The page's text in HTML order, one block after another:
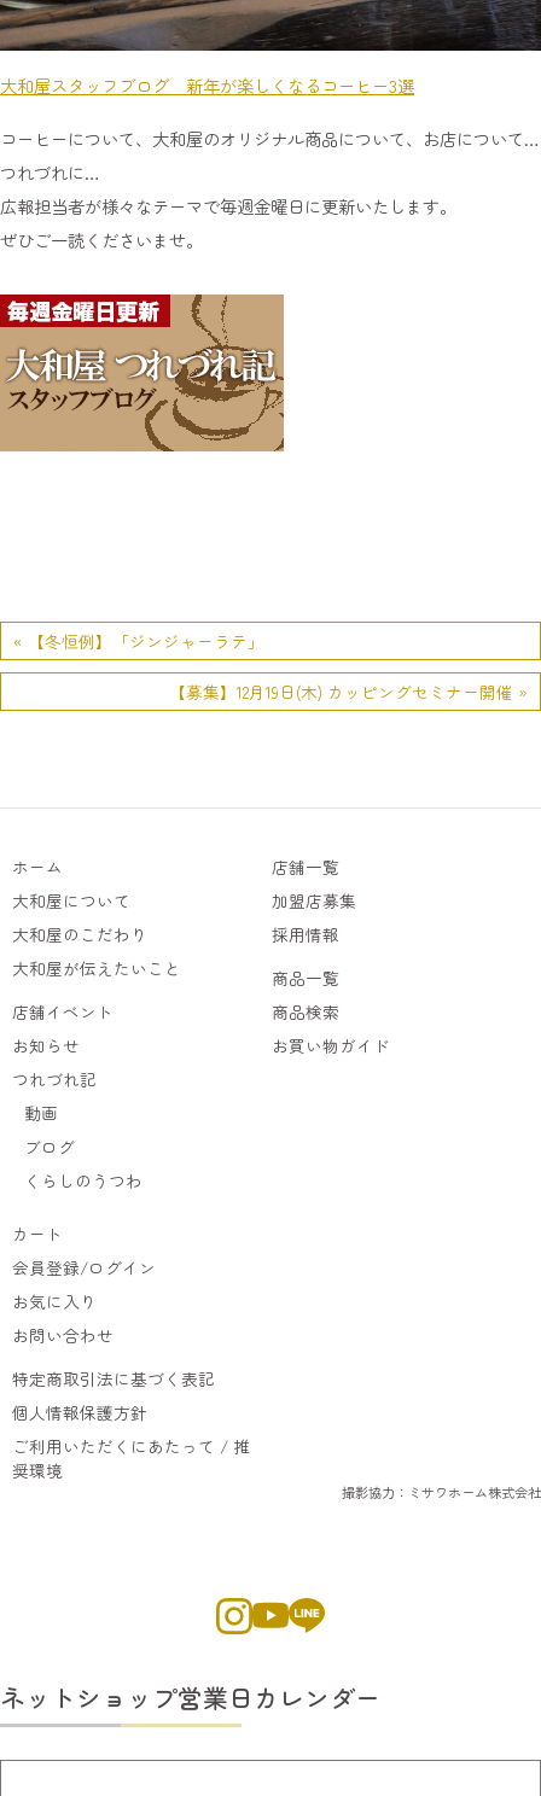
大和屋スタッフブログ 新年が楽しくなるコーヒー3選
コーヒーについて、大和屋のオリジナル商品について、お店について…
つれづれに…
広報担当者が様々なテーマで毎週金曜日に更新いたします。
ぜひご一読くださいませ。
« 【冬恒例】「ジンジャーラテ」
【募集】12月19日(木) カッピングセミナー開催 »
ホーム
大和屋について
大和屋のこだわり
大和屋が伝えたいこと
店舗イベント
お知らせ
つれづれ記
動画
ブログ
くらしのうつわ
店舗一覧
加盟店募集
採用情報
商品一覧
商品検索
お買い物ガイド
カート
会員登録/ログイン
お気に入り
お問い合わせ
特定商取引法に基づく表記
個人情報保護方針
ご利用いただくにあたって / 推
奨環境
撮影協力：ミサワホーム株式会社
ネットショップ営業日カレンダー